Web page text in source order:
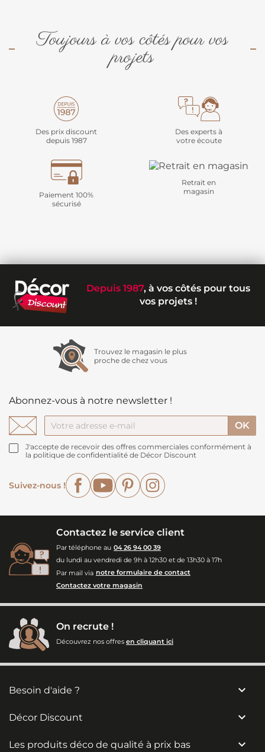
Toujours à vos côtés pour vos
projets
Des prix discount
depuis 1987
Des experts à
votre écoute
Paiement 100%
sécurisé
Retrait en
magasin
Depuis 1987, à vos côtés pour tous
vos projets !
Trouvez le magasin le plus
proche de chez vous
Abonnez-vous à notre newsletter !
J'accepte de recevoir des offres commerciales conformément à
la politique de confidentialité de Décor Discount
Suivez-nous !
FacebookYouTubePinterest
Contactez le service client
Par téléphone au 04 26 94 00 39
du lundi au vendredi de 9h à 12h30 et de 13h30 à 17h
Par mail via notre formulaire de contact
Contactez votre magasin
On recrute !
Découvrez nos offres en cliquant ici
Besoin d'aide ? 
Décor Discount 
Les produits déco de qualité à prix bas 